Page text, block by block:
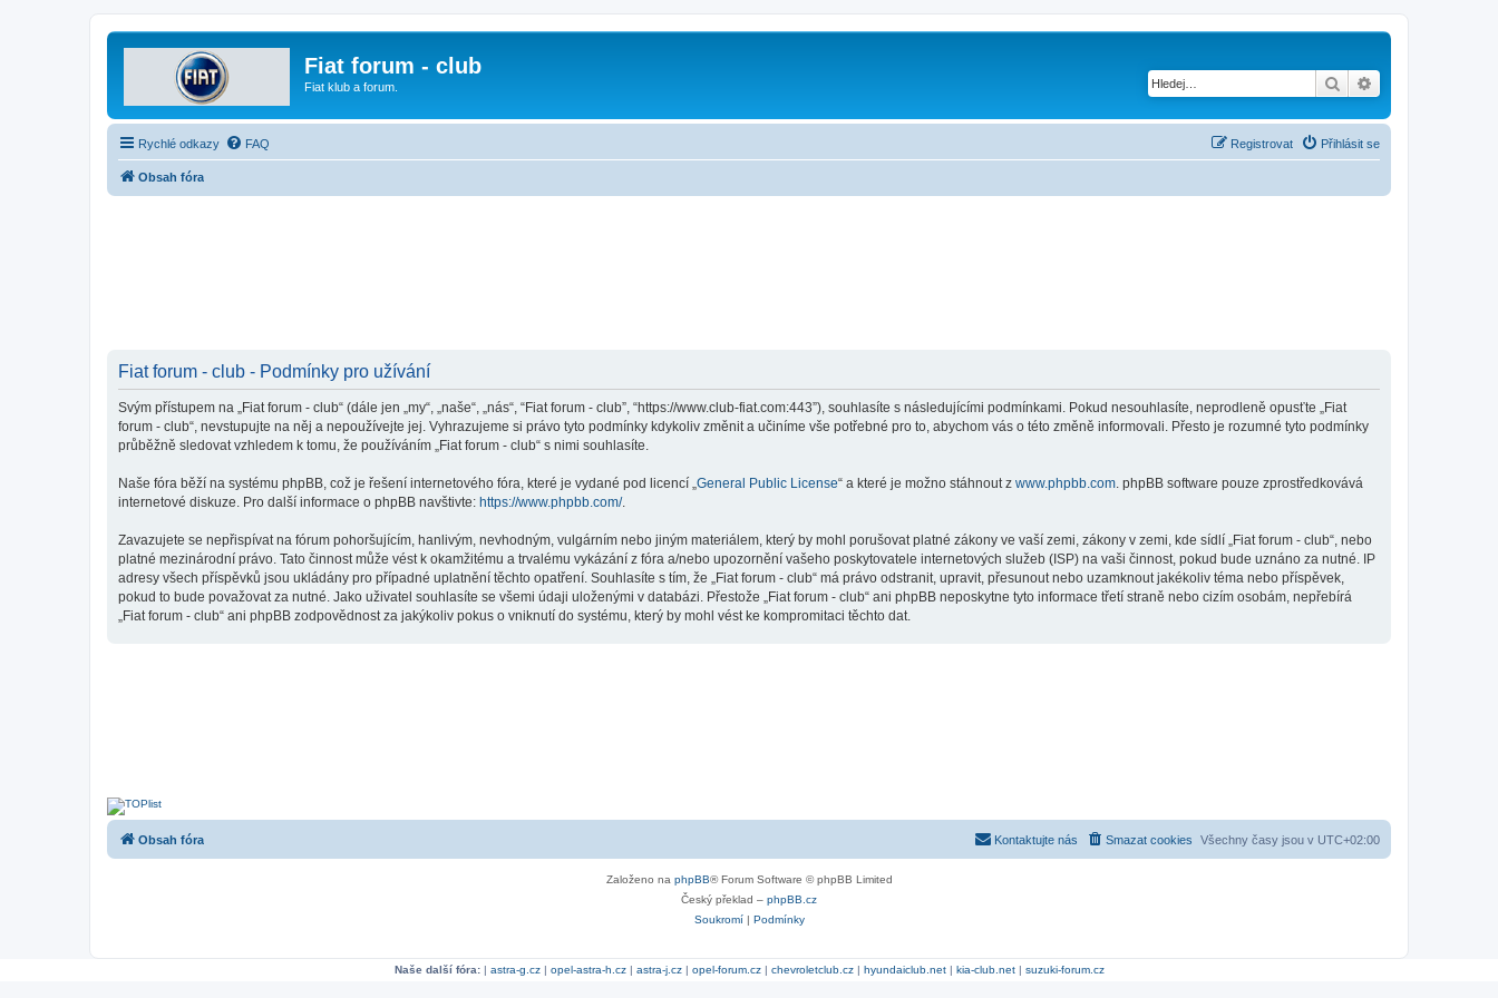
Fiat forum - club
Fiat klub a forum. Hledat
Rychlé odkazy FAQ Přihlásit se
Registrovat
Obsah fóra
Fiat forum - club - Podmínky pro užívání
Svým přístupem na „Fiat forum - club“ (dále jen „my“, „naše“, „nás“, “Fiat forum - club”, “https://www.club-fiat.com:443”), souhlasíte s následujícími podmínkami. Pokud nesouhlasíte, neprodleně opusťte „Fiat
forum - club“, nevstupujte na něj a nepoužívejte jej. Vyhrazujeme si právo tyto podmínky kdykoliv změnit a učiníme vše potřebné pro to, abychom vás o této změně informovali. Přesto je rozumné tyto podmínky
průběžně sledovat vzhledem k tomu, že používáním „Fiat forum - club“ s nimi souhlasíte.
Naše fóra běží na systému phpBB, což je řešení internetového fóra, které je vydané pod licencí „ General Public License“ a které je možno stáhnout z www.phpbb.com . phpBB software pouze zprostředkovává
internetové diskuze. Pro další informace o phpBB navštivte: https://www.phpbb.com/.
Zavazujete se nepřispívat na fórum pohoršujícím, hanlivým, nevhodným, vulgárním nebo jiným materiálem, který by mohl porušovat platné zákony ve vaší zemi, zákony v zemi, kde sídlí „Fiat forum - club“, nebo
platné mezinárodní právo. Tato činnost může vést k okamžitému a trvalému vykázání z fóra a/nebo upozornění vašeho poskytovatele internetových služeb (ISP) na vaši činnost, pokud bude uznáno za nutné. IP
adresy všech příspěvků jsou ukládány pro případné uplatnění těchto opatření. Souhlasíte s tím, že „Fiat forum - club“ má právo odstranit, upravit, přesunout nebo uzamknout jakékoliv téma nebo příspěvek,
pokud to bude považovat za nutné. Jako uživatel souhlasíte se všemi údaji uloženými v databázi. Přestože „Fiat forum - club“ ani phpBB neposkytne tyto informace třetí straně nebo cizím osobám, nepřebírá
„Fiat forum - club“ ani phpBB zodpovědnost za jakýkoliv pokus o vniknutí do systému, který by mohl vést ke kompromitaci těchto dat.
Obsah fóra Všechny časy jsou v UTC+02:00
Smazat cookies
Kontaktujte nás
Založeno na phpBB® Forum Software © phpBB Limited
Český překlad – phpBB.cz
Soukromí| Podmínky
Naše další fóra:| astra-g.cz| opel-astra-h.cz| astra-j.cz| opel-forum.cz| chevroletclub.cz| hyundaiclub.net| kia-club.net| suzuki-forum.cz